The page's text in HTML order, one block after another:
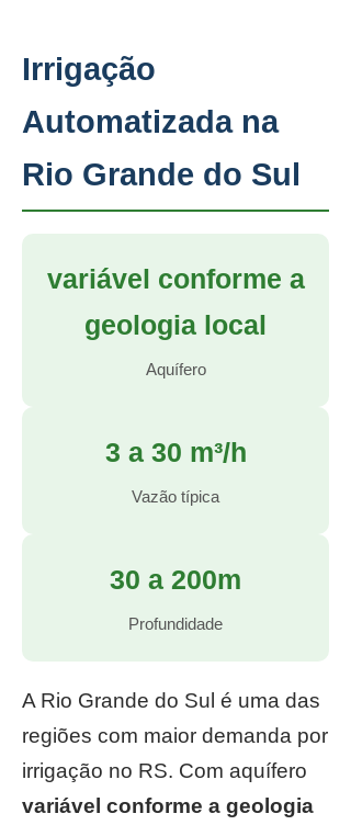
Irrigação
Automatizada na
Rio Grande do Sul
variável conforme a
geologia local
Aquífero
3 a 30 m³/h
Vazão típica
30 a 200m
Profundidade
A Rio Grande do Sul é uma das
regiões com maior demanda por
irrigação no RS. Com aquífero
variável conforme a geologia